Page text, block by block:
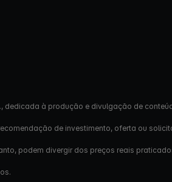
dedicada à produção e divulgação de
de investimento, oferta ou
podem divergir dos preços reais